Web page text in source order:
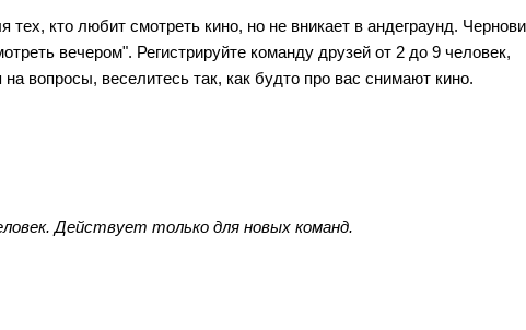
тех, кто любит смотреть кино, но не вникает в андеграунд.
вечером". Регистрируйте команду друзей от 2 до 9 человек,
вопросы, веселитесь так, как будто про вас снимают кино.
Действует только для новых команд.